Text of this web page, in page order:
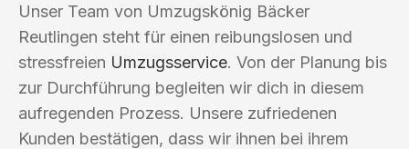
Unser Team von Umzugskönig Bäcker
Reutlingen steht für einen reibungslosen und
stressfreien Umzugsservice. Von der Planung bis
zur Durchführung begleiten wir dich in diesem
aufregenden Prozess. Unsere zufriedenen
Kunden bestätigen, dass wir ihnen bei ihrem